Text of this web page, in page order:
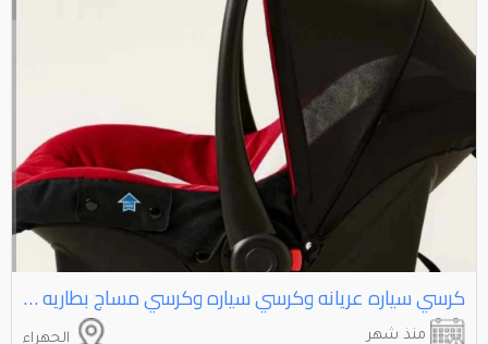
كرسي سياره عريانه وكرسي سياره وكرسي مساج بطاريه وكرسي ديرفه بطاريه
الجهراء منذ شهر